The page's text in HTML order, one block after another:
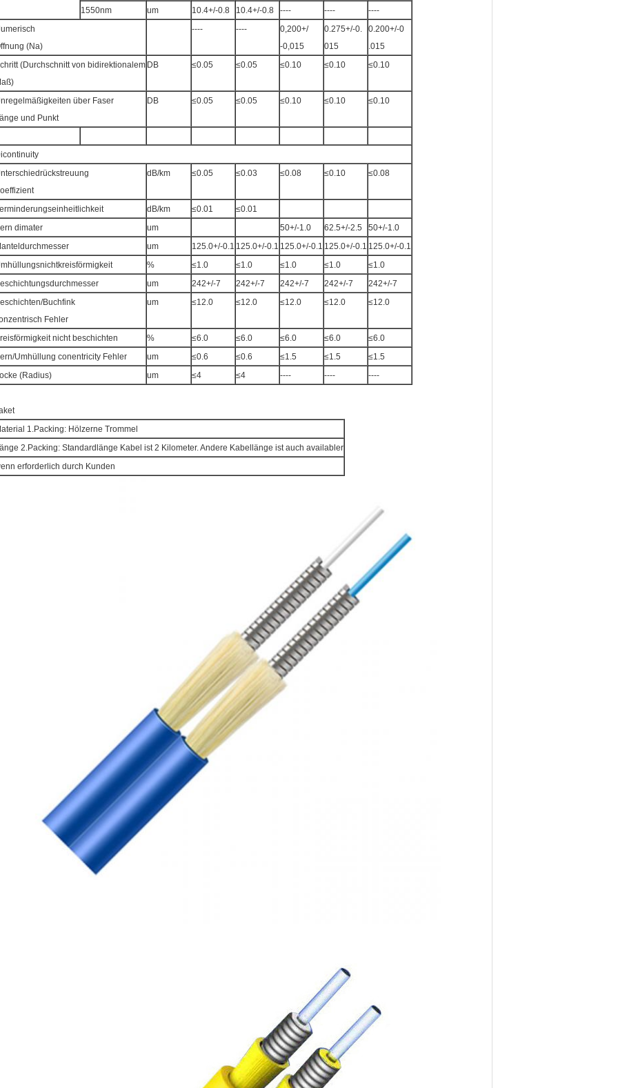
1550nm um 10.4+/-0.8 10.4+/-0.8 ---- ---- ----
(Na)
---- ----
0,200+/
-0,015
0.275+/-0.
015
0.200+/-0
.015
(Durchschnitt von bidirektionalem DB ≤0.05 ≤0.05 ≤0.10 ≤0.10 ≤0.10
über Faser
und Punkt
DB ≤0.05 ≤0.05 ≤0.10 ≤0.10 ≤0.10
dB/km ≤0.05 ≤0.03 ≤0.08 ≤0.10 ≤0.08
dB/km ≤0.01 ≤0.01
dimater um 50+/-1.0 62.5+/-2.5 50+/-1.0
um 125.0+/-0.1 125.0+/-0.1 125.0+/-0.1 125.0+/-0.1 125.0+/-0.1
% ≤1.0 ≤1.0 ≤1.0 ≤1.0 ≤1.0
um 242+/-7 242+/-7 242+/-7 242+/-7 242+/-7
Buchfink
Fehler
um ≤12.0 ≤12.0 ≤12.0 ≤12.0 ≤12.0
nicht beschichten % ≤6.0 ≤6.0 ≤6.0 ≤6.0 ≤6.0
Umhüllung conentricity Fehler um ≤0.6 ≤0.6 ≤1.5 ≤1.5 ≤1.5
(Radius) um ≤4 ≤4 ---- ---- ----
1.Packing: Hölzerne Trommel
2.Packing: Standardlänge Kabel ist 2 Kilometer. Andere Kabellänge ist auch availabler
erforderlich durch Kunden